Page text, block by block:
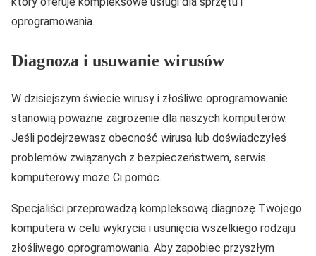
oprogramowania.
Diagnoza i usuwanie wirusów
W dzisiejszym świecie wirusy i złośliwe oprogramowanie
stanowią poważne zagrożenie dla naszych komputerów.
Jeśli podejrzewasz obecność wirusa lub doświadczyłeś
problemów związanych z bezpieczeństwem, serwis
komputerowy może Ci pomóc.
Specjaliści przeprowadzą kompleksową diagnozę Twojego
komputera w celu wykrycia i usunięcia wszelkiego rodzaju
złośliwego oprogramowania. Aby zapobiec przyszłym